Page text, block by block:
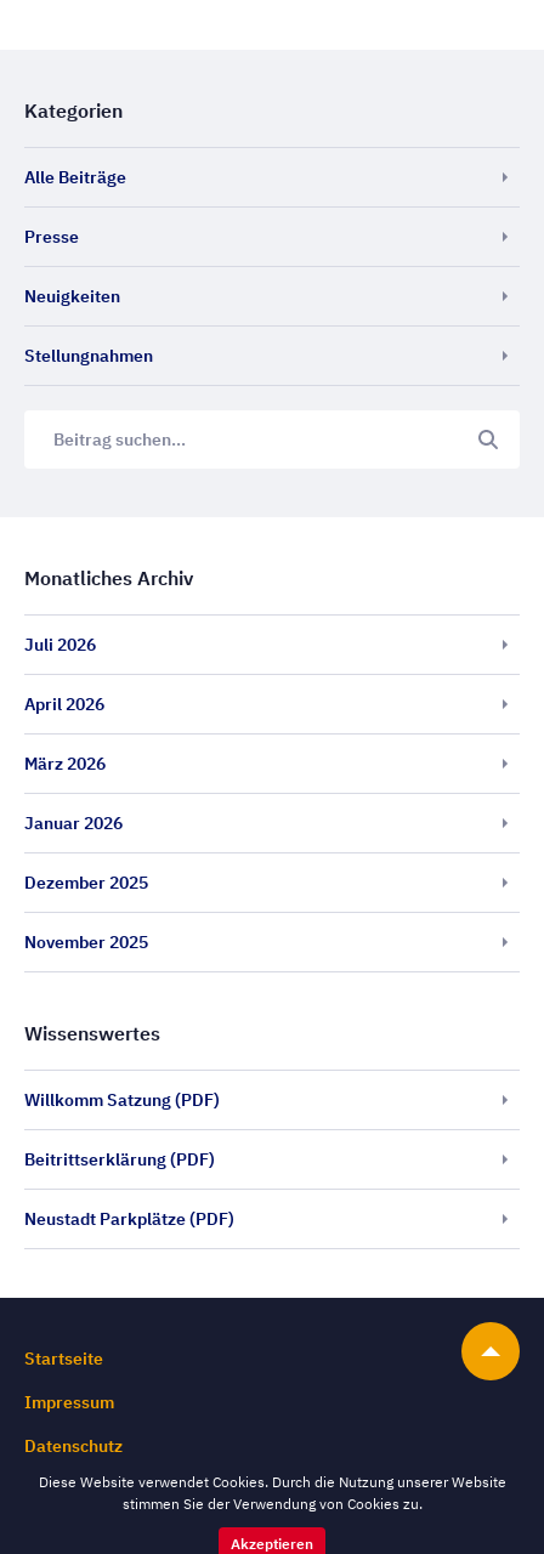
Kategorien
Alle Beiträge
Presse
Neuigkeiten
Stellungnahmen
Monatliches Archiv
Juli 2026
April 2026
März 2026
Januar 2026
Dezember 2025
November 2025
Wissenswertes
Willkomm Satzung (PDF)
Beitrittserklärung (PDF)
Neustadt Parkplätze (PDF)
Startseite
Impressum
Datenschutz
Diese Website verwendet Cookies. Durch die Nutzung unserer Website
stimmen Sie der Verwendung von Cookies zu.
Akzeptieren